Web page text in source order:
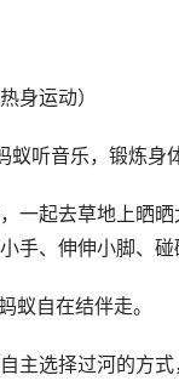
身运动）
蚁听音乐，锻炼身
一起去草地上晒
手、伸伸小脚、碰
蚁自在结伴走。
主选择过河的方式